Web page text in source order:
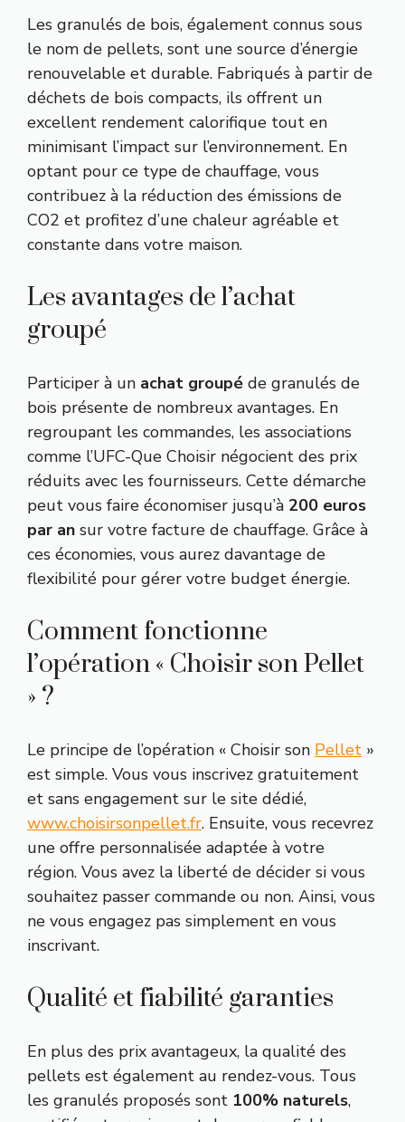
Les granulés de bois, également connus sous
le nom de pellets, sont une source d’énergie
renouvelable et durable. Fabriqués à partir de
déchets de bois compacts, ils offrent un
excellent rendement calorifique tout en
minimisant l’impact sur l’environnement. En
optant pour ce type de chauffage, vous
contribuez à la réduction des émissions de
CO2 et profitez d’une chaleur agréable et
constante dans votre maison.
Les avantages de l’achat
groupé
Participer à un achat groupé de granulés de
bois présente de nombreux avantages. En
regroupant les commandes, les associations
comme l’UFC-Que Choisir négocient des prix
réduits avec les fournisseurs. Cette démarche
peut vous faire économiser jusqu’à 200 euros
par an sur votre facture de chauffage. Grâce à
ces économies, vous aurez davantage de
flexibilité pour gérer votre budget énergie.
Comment fonctionne
l’opération « Choisir son Pellet
» ?
Le principe de l’opération « Choisir son Pellet »
est simple. Vous vous inscrivez gratuitement
et sans engagement sur le site dédié,
www.choisirsonpellet.fr. Ensuite, vous recevrez
une offre personnalisée adaptée à votre
région. Vous avez la liberté de décider si vous
souhaitez passer commande ou non. Ainsi, vous
ne vous engagez pas simplement en vous
inscrivant.
Qualité et fiabilité garanties
En plus des prix avantageux, la qualité des
pellets est également au rendez-vous. Tous
les granulés proposés sont 100% naturels,